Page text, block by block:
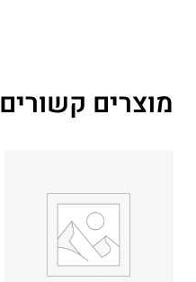
מוצרים קשורים